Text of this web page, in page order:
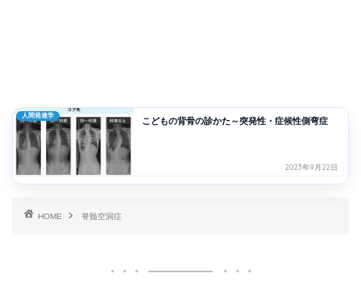
人間発達学
こどもの背骨の診かた～突発性・症候性側弯症
2023年9月22日
HOME 脊髄空洞症